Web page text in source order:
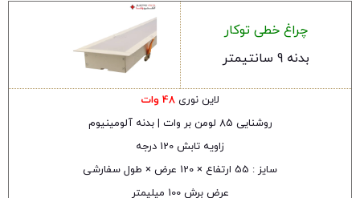
چراغ خطی توکار
بدنه 9 سانتیمتر
لاین نوری 48 وات
روشنایی 85 لومن بر وات | بدنه آلومینیوم
زاویه تابش 120 درجه
سایز : 55 ارتفاع × 120 عرض × طول سفارشی
عرض برش 100 میلیمتر